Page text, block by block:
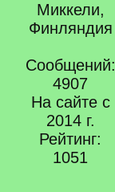
Миккели,
Финляндия
Сообщений:
4907
На сайте с
2014 г.
Рейтинг:
1051